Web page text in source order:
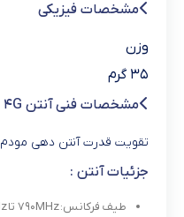
مشخصات فیزیکی
وزن
۳۵ گرم
مشخصات فنی آنتن ۴G تقویتی هواوی مدل B612-I60
تقویت قدرت آنتن دهی مودم
جزئیات آنتن :
طیف فرکانس: ۷۹۰MHz تا ۲۶۹۰MHz